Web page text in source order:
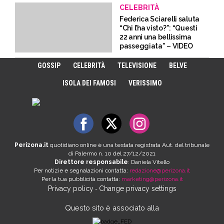
CELEBRITÀ
Federica Sciarelli saluta
“Chi l’ha visto?”: “Questi
22 anni una bellissima
passeggiata” – VIDEO
GOSSIP CELEBRITÀ TELEVISIONE BELVE
ISOLA DEI FAMOSI VERISSIMO
Perizona.it quotidiano online è una testata registrata Aut. del tribunale
di Palermo n. 10 del 27/12/2021
Direttore responsabile: Daniela Vitello
Per notizie e segnalazioni contatta: redazione@perizona.it
Per la tua pubblicità contatta: marketing@perizona.it
Privacy policy- Change privacy settings
Questo sito è associato alla